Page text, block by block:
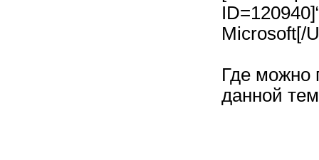
Microsoft[/
Где можно
данной